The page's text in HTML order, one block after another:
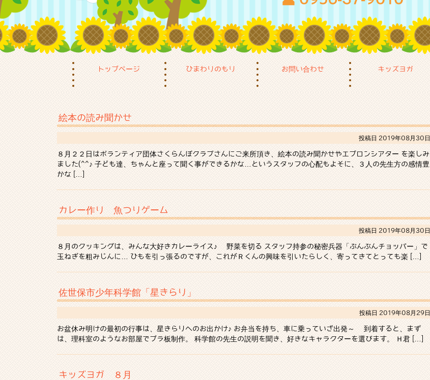
トップページ ひまわりのもり お問い合わせ キッズヨガ
絵本の読み聞かせ
投稿日 2019年08月30日
８月２２日はボランティア団体さくらんぼクラブさんにご来所頂き、絵本の読み聞かせやエプロンシアター を楽しみ
ました(^^♪ 子ども達、ちゃんと座って聞く事ができるかな…というスタッフの心配もよそに、３人の先生方の感情豊
かな […]
カレー作り 魚つりゲーム
投稿日 2019年08月30日
８月のクッキングは、みんな大好きカレーライス♪ 野菜を切る スタッフ持参の秘密兵器「ぶんぶんチョッパー」で
玉ねぎを粗みじんに… ひもを引っ張るのですが、これがＲくんの興味を引いたらしく、寄ってきてとっても楽 […]
佐世保市少年科学館「星きらり」
投稿日 2019年08月29日
お盆休み明けの最初の行事は、星きらりへのお出かけ♪ お弁当を持ち、車に乗っていざ出発～ 到着すると、まず
は、理科室のようなお部屋でプラ板制作。 科学館の先生の説明を聞き、好きなキャラクターを選びます。 Ｈ君 […]
キッズヨガ ８月